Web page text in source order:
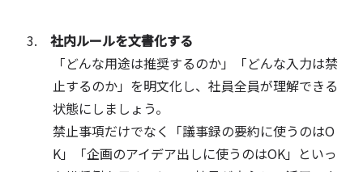
社内ルールを文書化する
「どんな用途は推奨するのか」「どんな入力は禁
止するのか」を明文化し、社員全員が理解できる
状態にしましょう。
禁止事項だけでなく「議事録の要約に使うのはO
K」「企画のアイデア出しに使うのはOK」といっ